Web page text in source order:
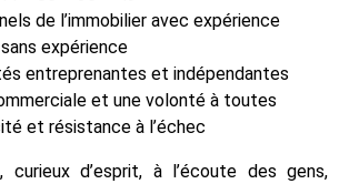
de l’immobilier avec expérience
expérience
entreprenantes et indépendantes
et une volonté à toutes
et résistance à l’échec
d’esprit, à l’écoute des gens,